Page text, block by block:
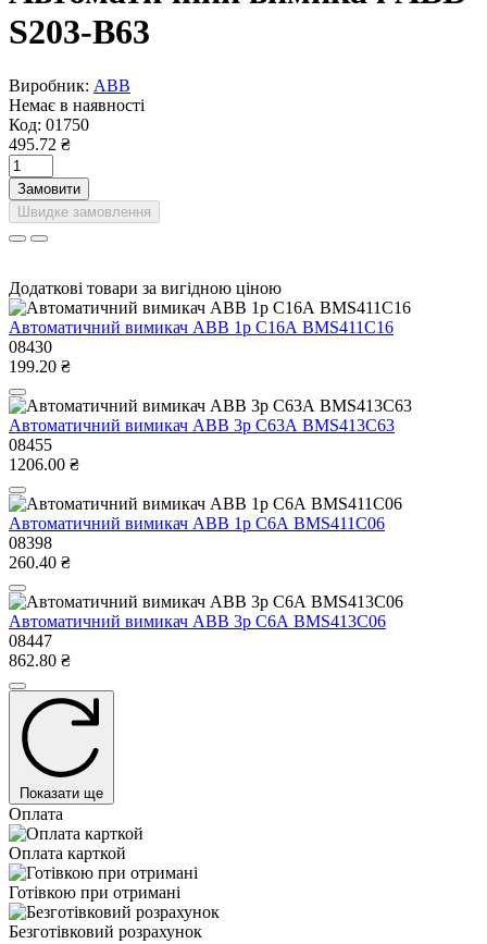
S203-B63
Виробник: ABB
Немає в наявності
Код: 01750
495.72 ₴
Замовити
Швидке замовлення
Додаткові товари за вигідною ціною
Автоматичний вимикач ABB 1р С16А BMS411C16
08430
199.20 ₴
Автоматичний вимикач ABB 3р С63А BMS413C63
08455
1206.00 ₴
Автоматичний вимикач ABB 1р С6А BMS411C06
08398
260.40 ₴
Автоматичний вимикач ABB 3р С6А BMS413C06
08447
862.80 ₴
Показати ще
Оплата
Оплата карткой
Готівкою при отримані
Безготівковий розрахунок